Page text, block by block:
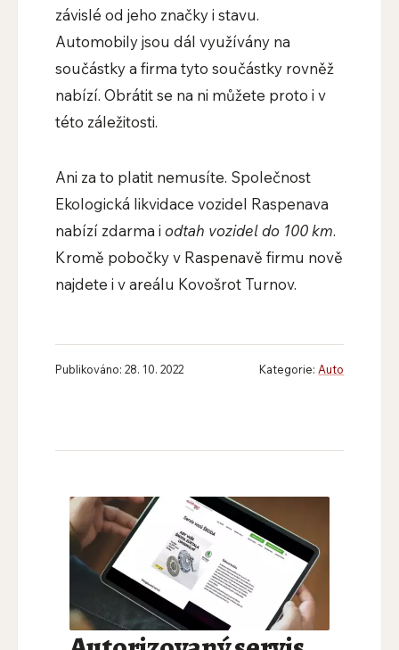
závislé od jeho značky i stavu.
Automobily jsou dál využívány na
součástky a firma tyto součástky rovněž
nabízí. Obrátit se na ni můžete proto i v
této záležitosti.
Ani za to platit nemusíte. Společnost
Ekologická likvidace vozidel Raspenava
nabízí zdarma i odtah vozidel do 100 km.
Kromě pobočky v Raspenavě firmu nově
najdete i v areálu Kovošrot Turnov.
Publikováno: 28. 10. 2022 Kategorie:Auto